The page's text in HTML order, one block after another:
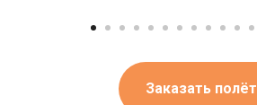
Заказать полёт